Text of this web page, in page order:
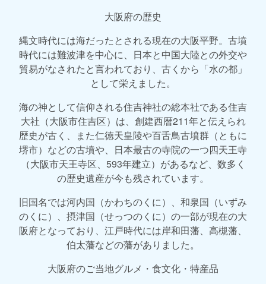
大阪府の歴史
縄文時代には海だったとされる現在の大阪平野。古墳
時代には難波津を中心に、日本と中国大陸との外交や
貿易がなされたと言われており、古くから「水の都」
として栄えました。
海の神として信仰される住吉神社の総本社である住吉
大社（大阪市住吉区）は、創建西暦211年と伝えられ
歴史が古く、また仁徳天皇陵や百舌鳥古墳群（ともに
堺市）などの古墳や、日本最古の寺院の一つ四天王寺
（大阪市天王寺区、593年建立）があるなど、数多く
の歴史遺産が今も残されています。
旧国名では河内国（かわちのくに）、和泉国（いずみ
のくに）、摂津国（せっつのくに）の一部が現在の大
阪府となっており、江戸時代には岸和田藩、高槻藩、
伯太藩などの藩がありました。
大阪府のご当地グルメ・食文化・特産品